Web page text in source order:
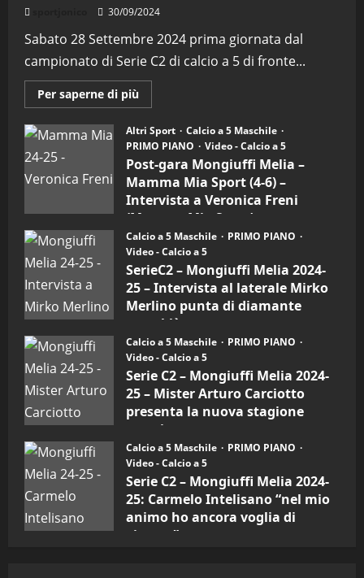
30/09/2024
Sabato 28 Settembre 2024 prima giornata dal
campionato di Serie C2 di calcio a 5 di fronte...
Per saperne di più
informazioni
Post-
gara
Mongiuffi
Melia
–
Mamma
Mia
Sport
(4-
6)
–
Intervista
a
mister
Arturo
Carciotto
(Mongiuffi
Melia)
Altri Sport
Calcio a 5 Maschile
PRIMO PIANO
Video - Calcio a 5
Post-gara Mongiuffi Melia –
Mamma Mia Sport (4-6) –
Intervista a Veronica Freni
(Mamma Mia Sport)
30/09/2024
Calcio a 5 Maschile
PRIMO PIANO
Video - Calcio a 5
SerieC2 – Mongiuffi Melia 2024-
25 – Intervista al laterale Mirko
Merlino punta di diamante
rossoblù
26/09/2024
Calcio a 5 Maschile
PRIMO PIANO
Video - Calcio a 5
Serie C2 – Mongiuffi Melia 2024-
25 – Mister Arturo Carciotto
presenta la nuova stagione
sportiva
11/09/2024
Calcio a 5 Maschile
PRIMO PIANO
Video - Calcio a 5
Serie C2 – Mongiuffi Melia 2024-
25: Carmelo Intelisano “nel mio
animo ho ancora voglia di
vincere”
2
Puntata (Martedi 28 Aprile 2026)
28/04/2026
3
"SportEmpire" in Podcast
“SportEmpire” in Podcast: 28^
Puntata (Martedi 21 Aprile 2026)
21/04/2026
"SportEmpire" in Podcast
“SportEmpire” in Podcast: 27^
Puntata (Martedi 14 Aprile 2026)
15/04/2026
5
"SportEmpire" in Podcast
“SportEmpire” in Podcast: 26^
Puntata (Martedi 07 Aprile 2026)
08/04/2026
"SportEmpire" in Podcast
Puntata (Martedi 05 Maggio
2026)
08/05/2026
"SportEmpire" in Podcast